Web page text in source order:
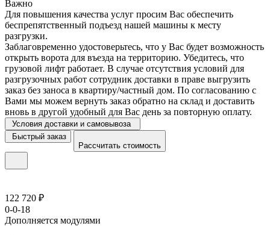
Важно
Для повышения качества услуг просим Вас обеспечить
беспрепятственный подъезд нашей машины к месту
разгрузки.
Заблаговременно удостоверьтесь, что у Вас будет возможность
открыть ворота для въезда на территорию. Убедитесь, что
грузовой лифт работает. В случае отсутствия условий для
разгрузочных работ сотрудник доставки в праве выгрузить
заказ без заноса в квартиру/частный дом. По согласованию с
Вами мы можем вернуть заказ обратно на склад и доставить
вновь в другой удобный для Вас день за повторную оплату.
Условия доставки и самовывоза
Быстрый заказ
Рассчитать стоимость
122 720 ₽
0-0-18
Дополняется модулями